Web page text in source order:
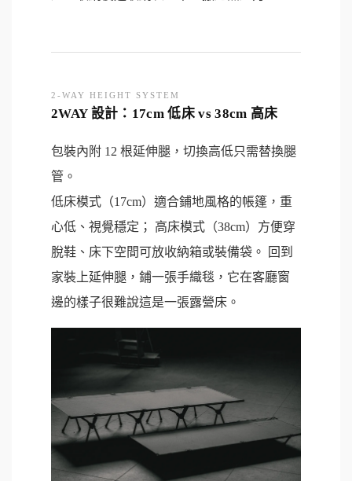
2-WAY HEIGHT SYSTEM
2WAY 設計：17cm 低床 vs 38cm 高床
包裝內附 12 根延伸腿，切換高低只需替換腿
管。
低床模式（17cm）適合鋪地風格的帳篷，重
心低、視覺穩定； 高床模式（38cm）方便穿
脫鞋、床下空間可放收納箱或裝備袋。 回到
家裝上延伸腿，鋪一張手織毯，它在客廳窗
邊的樣子很難說這是一張露營床。